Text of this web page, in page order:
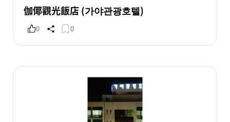
伽倻觀光飯店 (가야관광호텔)
0 0